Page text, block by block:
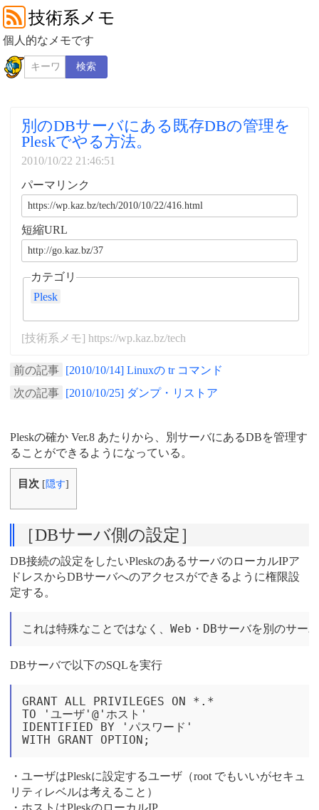
技術系メモ
個人的なメモです
検索
別のDBサーバにある既存DBの管理を
Pleskでやる方法。
2010/10/22 21:46:51
パーマリンク
短縮URL
カテゴリ
Plesk
[技術系メモ] https://wp.kaz.bz/tech
前の記事
[2010/10/14] Linuxの tr コマンド
次の記事
[2010/10/25] ダンプ・リストア
Pleskの確か Ver.8 あたりから、別サーバにあるDBを管理す
ることができるようになっている。
目次 [隠す]
［DBサーバ側の設定］
DB接続の設定をしたいPleskのあるサーバのローカルIPア
ドレスからDBサーバへのアクセスができるように権限設
定する。
DBサーバで以下のSQLを実行
GRANT ALL PRIVILEGES ON *.*
TO 'ユーザ'@'ホスト'
IDENTIFIED BY 'パスワード'
・ユーザはPleskに設定するユーザ（root でもいいがセキュ
リティレベルは考えること）
・ホストはPleskのローカルIP